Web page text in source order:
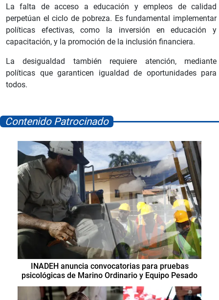
La falta de acceso a educación y empleos de calidad
perpetúan el ciclo de pobreza. Es fundamental implementar
políticas efectivas, como la inversión en educación y
capacitación, y la promoción de la inclusión financiera.
La desigualdad también requiere atención, mediante
políticas que garanticen igualdad de oportunidades para
todos.
Contenido Patrocinado
INADEH anuncia convocatorias para pruebas
psicológicas de Marino Ordinario y Equipo Pesado